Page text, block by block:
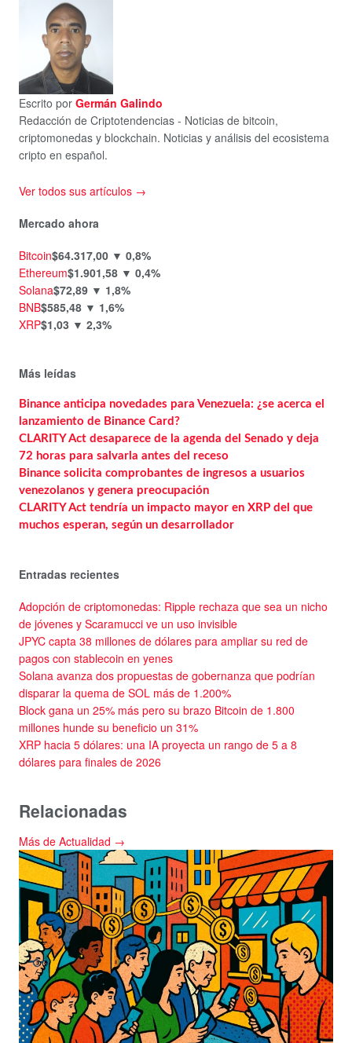
Escrito por Germán Galindo
Redacción de Criptotendencias - Noticias de bitcoin,
criptomonedas y blockchain. Noticias y análisis del ecosistema
cripto en español.
Ver todos sus artículos →
Mercado ahora
Bitcoin$64.317,00 ▼ 0,8%
Ethereum$1.901,58 ▼ 0,4%
Solana$72,89 ▼ 1,8%
BNB$585,48 ▼ 1,6%
XRP$1,03 ▼ 2,3%
Más leídas
Binance anticipa novedades para Venezuela: ¿se acerca el
lanzamiento de Binance Card?
CLARITY Act desaparece de la agenda del Senado y deja
72 horas para salvarla antes del receso
Binance solicita comprobantes de ingresos a usuarios
venezolanos y genera preocupación
CLARITY Act tendría un impacto mayor en XRP del que
muchos esperan, según un desarrollador
Entradas recientes
Adopción de criptomonedas: Ripple rechaza que sea un nicho
de jóvenes y Scaramucci ve un uso invisible
JPYC capta 38 millones de dólares para ampliar su red de
pagos con stablecoin en yenes
Solana avanza dos propuestas de gobernanza que podrían
disparar la quema de SOL más de 1.200%
Block gana un 25% más pero su brazo Bitcoin de 1.800
millones hunde su beneficio un 31%
XRP hacia 5 dólares: una IA proyecta un rango de 5 a 8
dólares para finales de 2026
Relacionadas
Más de Actualidad →